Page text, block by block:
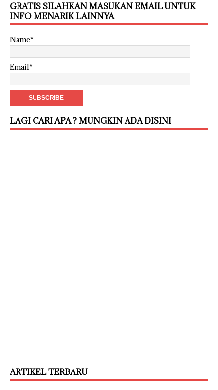
GRATIS SILAHKAN MASUKAN EMAIL UNTUK
INFO MENARIK LAINNYA
Name*
Email*
LAGI CARI APA ? MUNGKIN ADA DISINI
ARTIKEL TERBARU